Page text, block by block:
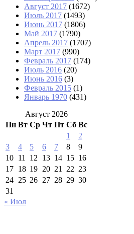
Август 2017 (1672)
Июль 2017 (1493)
Июнь 2017 (1806)
Май 2017 (1790)
Апрель 2017 (1707)
Март 2017 (990)
Февраль 2017 (174)
Июль 2016 (20)
Июнь 2016 (3)
Февраль 2015 (1)
Январь 1970 (431)
Август 2026
Пн Вт Ср Чт Пт Сб Вс
1
2
3
4 5 6 7 8
9
10 11 12 13 14 15 16
17 18 19 20 21 22 23
24 25 26 27 28 29 30
31
« Июл